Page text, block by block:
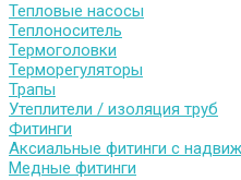
Тепловые насосы
Теплоноситель
Термоголовки
Терморегуляторы
Трапы
Утеплители / изоляция труб
Фитинги
Аксиальные фитинги с
Медные фитинги